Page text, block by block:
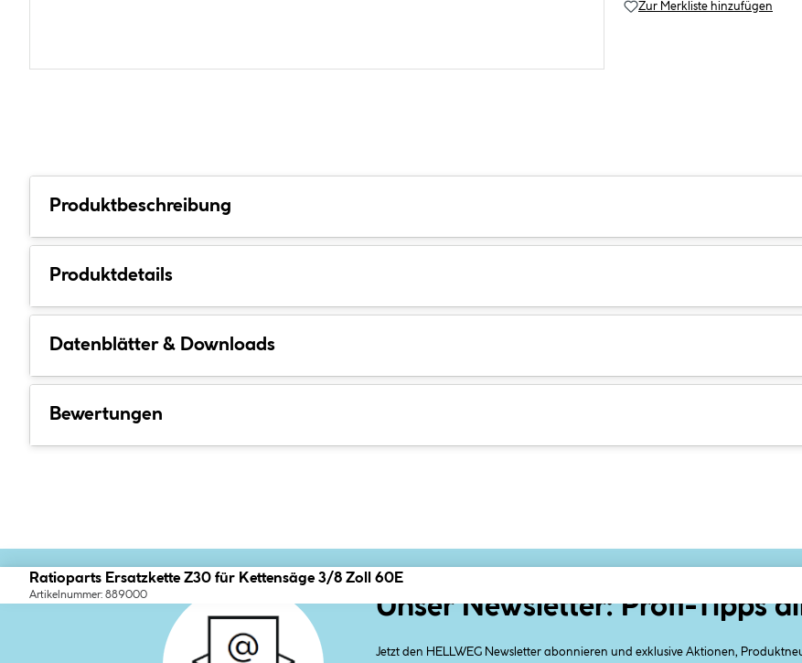
Zur Merkliste hinzufügen
Produktbeschreibung
Produktdetails
Datenblätter & Downloads
Bewertungen
Ratioparts Ersatzkette Z30 für Kettensäge 3/8 Zoll 60E
Artikelnummer: 889000 Unser Newsletter: Profi-Tipps
Jetzt den HELLWEG Newsletter abonnieren und exklusive Aktionen,